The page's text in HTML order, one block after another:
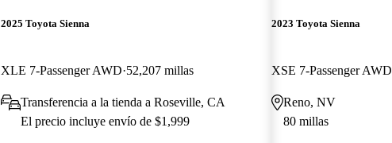
2025 Toyota Sienna
XLE 7-Passenger AWD 52,207 millas
Transferencia a la tienda a Roseville, CA
El precio incluye envío de $1,999
2023 Toyota Sienna
XSE 7-Passenger AWD
Reno, NV
80 millas